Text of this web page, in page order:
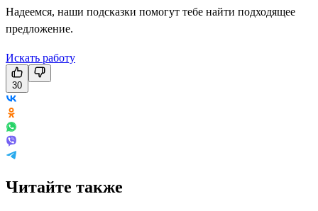
Надеемся, наши подсказки помогут тебе найти подходящее
предложение.
Искать работу
30
Читайте также